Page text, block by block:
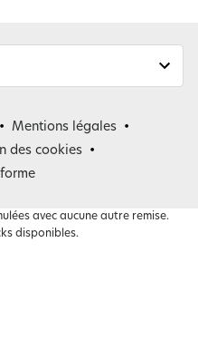
Mentions légales
des cookies
avec aucune autre remise.
disponibles.